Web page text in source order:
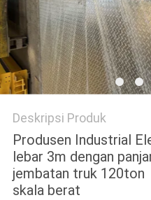
Deskripsi Produk
Produsen Industrial
lebar 3m dengan
jembatan truk 120ton
skala berat